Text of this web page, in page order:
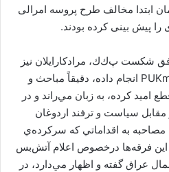
ابتدا مخالف طرح پروسه امرالی
را پیش بینی کرده بودند.
شكست پ‌ك‌ك، مرادكارايلان نيز
اخيراً در مصاحبه‌يي كه با PUKmedia انجام داده، دقيقاً مباحث و
اميد كرده، به زبان مي‌راند و در
سياست و ترفند اردوغان
مصاحبه به اقداماتي كه سركرده‌ي
اين فرقه‌ها درخصوص اعلام آتش‌بس
عراق گفته و اظهار مي‌دارد، در